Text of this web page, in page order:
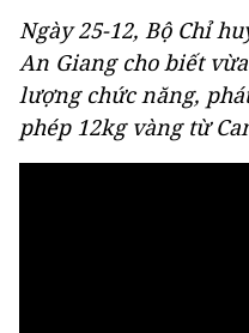
Ngày 25-12, Bộ Chỉ
An Giang cho biết
lượng chức năng,
phép 12kg vàng từ